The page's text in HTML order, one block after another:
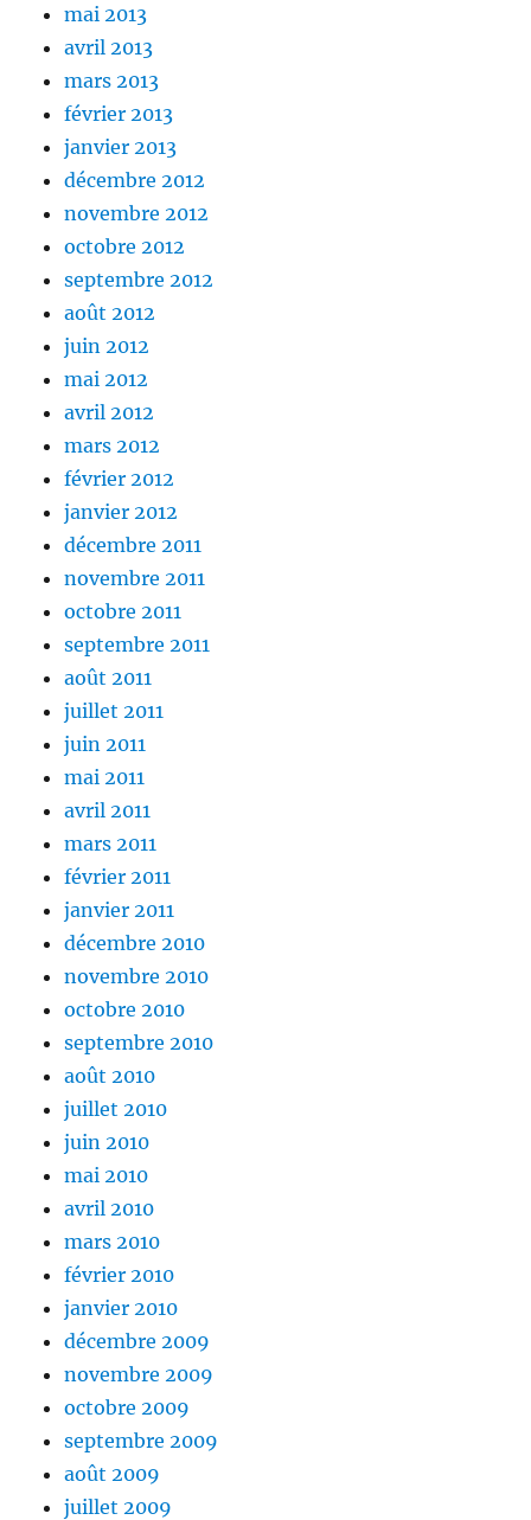
mai 2013
avril 2013
mars 2013
février 2013
janvier 2013
décembre 2012
novembre 2012
octobre 2012
septembre 2012
août 2012
juin 2012
mai 2012
avril 2012
mars 2012
février 2012
janvier 2012
décembre 2011
novembre 2011
octobre 2011
septembre 2011
août 2011
juillet 2011
juin 2011
mai 2011
avril 2011
mars 2011
février 2011
janvier 2011
décembre 2010
novembre 2010
octobre 2010
septembre 2010
août 2010
juillet 2010
juin 2010
mai 2010
avril 2010
mars 2010
février 2010
janvier 2010
décembre 2009
novembre 2009
octobre 2009
septembre 2009
août 2009
juillet 2009